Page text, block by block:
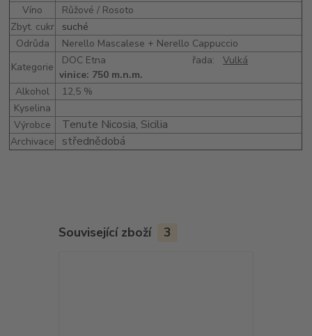
Víno
Růžové / Rosoto
Zbyt. cukr
suché
Odrůda
Nerello Mascalese + Nerello Cappuccio
Kategorie
DOC Etna řada:Vulká
vinice: 750 m.n.m.
Alkohol
12,5 %
Kyselina
Výrobce
Tenute Nicosia, Sicilia
Archivace střednědobá
Související zboží 3